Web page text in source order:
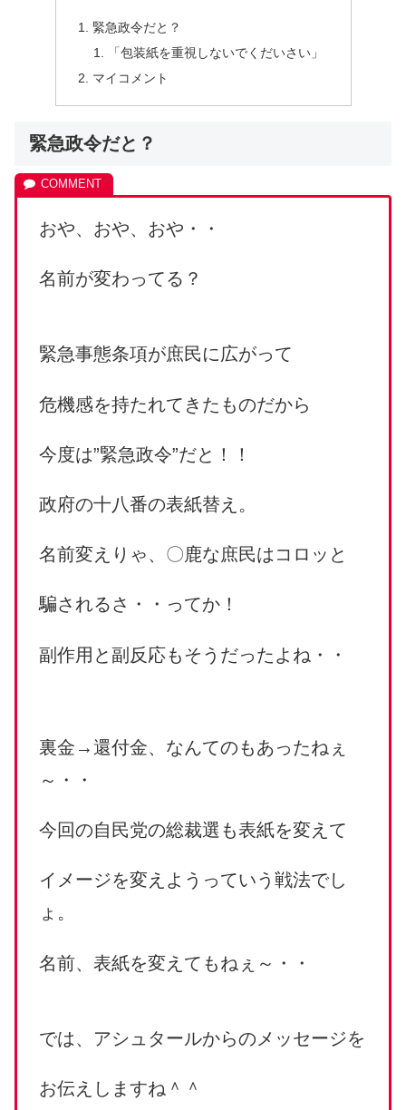
緊急政令だと？
「包装紙を重視しないでくだいさい」
マイコメント
緊急政令だと？
おや、おや、おや・・
名前が変わってる？
緊急事態条項が庶民に広がって
危機感を持たれてきたものだから
今度は”緊急政令”だと！！
政府の十八番の表紙替え。
名前変えりゃ、〇鹿な庶民はコロッと
騙されるさ・・ってか！
副作用と副反応もそうだったよね・・
裏金→還付金、なんてのもあったねぇ
～・・
今回の自民党の総裁選も表紙を変えて
イメージを変えようっていう戦法でし
ょ。
名前、表紙を変えてもねぇ～・・
では、アシュタールからのメッセージを
お伝えしますね＾＾